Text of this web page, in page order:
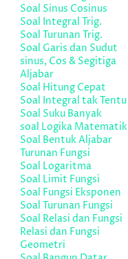
Soal Sinus Cosinus
Soal Integral Trig.
Soal Turunan Trig.
Soal Garis dan Sudut
sinus, Cos & Segitiga
Aljabar
Soal Hitung Cepat
Soal Integral tak Tentu
Soal Suku Banyak
soal Logika Matematik
Soal Bentuk Aljabar
Turunan Fungsi
Soal Logaritma
Soal Limit Fungsi
Soal Fungsi Eksponen
Soal Turunan Fungsi
Soal Relasi dan Fungsi
Relasi dan Fungsi
Geometri